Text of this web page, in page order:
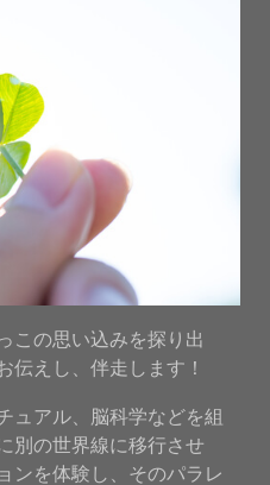
この思い込みを探り出
伝えし、伴走します！
ュアル、脳科学などを組
別の世界線に移行させ
ンを体験し、そのパラレ